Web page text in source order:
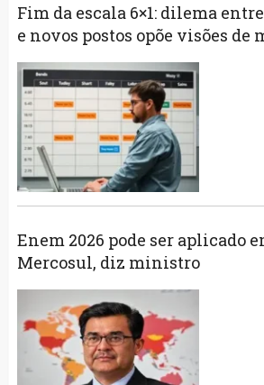
Fim da escala 6×1: dilema
e novos postos opõe visões de
Enem 2026 pode ser aplicado
Mercosul, diz ministro